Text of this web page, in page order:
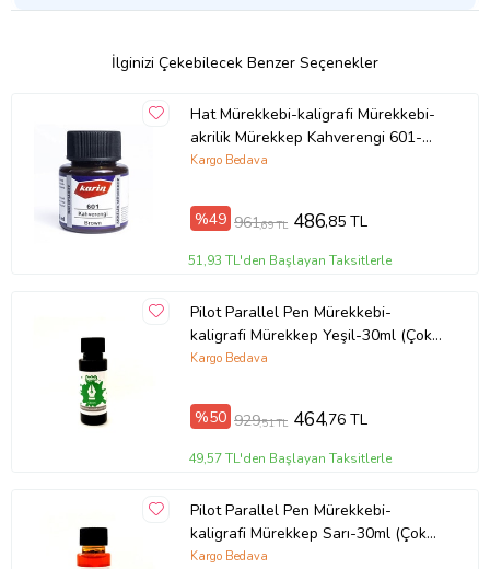
Ürün Kodu:kcm21703466
İlginizi Çekebilecek Benzer Seçenekler
Hat Mürekkebi-kaligrafi Mürekkebi-
akrilik Mürekkep Kahverengi 601-
45ml (Çok Renkli)
Kargo Bedava
%49 961,69 TL 486,85 TL
51,93 TL'den Başlayan Taksitlerle
Pilot Parallel Pen Mürekkebi-
kaligrafi Mürekkep Yeşil-30ml (Çok
Renkli)
Kargo Bedava
%50 929,51 TL 464,76 TL
49,57 TL'den Başlayan Taksitlerle
Pilot Parallel Pen Mürekkebi-
kaligrafi Mürekkep Sarı-30ml (Çok
Renkli)
Kargo Bedava